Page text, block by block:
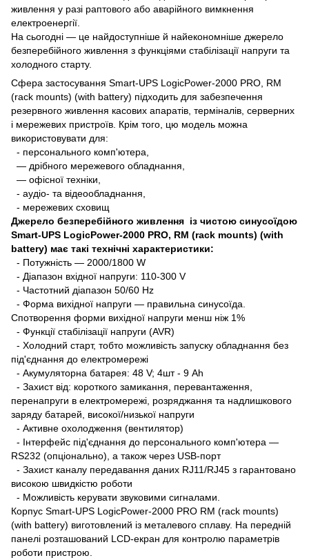
живлення у разі раптового або аварійного вимкнення
електроенергії.
На сьогодні — це найдоступніше й найекономніше джерело
безперебійного живлення з функціями стабілізації напруги та
холодного старту.
Сфера застосування Smart-UPS LogicPower-2000 PRO, RM
(rack mounts) (with battery) підходить для забезпечення
резервного живлення касових апаратів, терміналів, серверних
і мережевих пристроїв. Крім того, цю модель можна
використовувати для:
- персонального комп'ютера,
— дрібного мережевого обладнання,
— офісної техніки,
- аудіо- та відеообладнання,
- мережевих сховищ
Джерело безперебійного живлення із чистою синусоїдою
Smart-UPS LogicPower-2000 PRO, RM (rack mounts) (with
battery) має такі технічні характеристики:
- Потужність — 2000/1800 W
- Діапазон вхідної напруги: 110-300 V
- Частотний діапазон 50/60 Hz
- Форма вихідної напруги — правильна синусоїда.
Спотворення форми вихідної напруги менш ніж 1%
- Функції стабілізації напруги (AVR)
- Холодний старт, тобто можливість запуску обладнання без
під'єднання до електромережі
- Акумуляторна батарея: 48 V; 4шт - 9 Ah
- Захист від: короткого замикання, перевантаження,
перенапруги в електромережі, розряджання та надлишкового
заряду батарей, високої/низької напруги
- Активне охолодження (вентилятор)
- Інтерфейс під'єднання до персонального комп'ютера —
RS232 (опціонально), а також через USB-порт
- Захист каналу передавання даних RJ11/RJ45 з гарантовано
високою швидкістю роботи
- Можливість керувати звуковими сигналами.
Корпус Smart-UPS LogicPower-2000 PRO RM (rack mounts)
(with battery) виготовлений із металевого сплаву. На передній
панелі розташований LCD-екран для контролю параметрів
роботи пристрою.